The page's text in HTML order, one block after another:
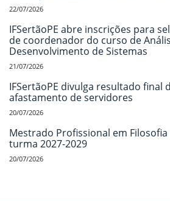
22/07/2026
IFSertãoPE abre inscrições para
de coordenador do curso de
Desenvolvimento de Sistemas
21/07/2026
IFSertãoPE divulga resultado final
afastamento de servidores
20/07/2026
Mestrado Profissional em
turma 2027-2029
20/07/2026